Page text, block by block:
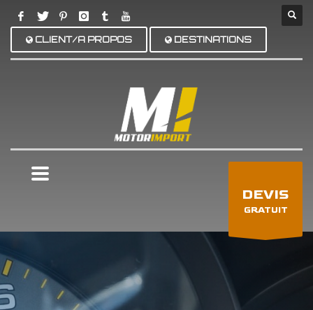
CLIENT/A PROPOS DESTINATIONS
DEVIS
GRATUIT